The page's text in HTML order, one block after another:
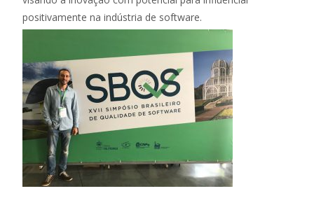
positivamente na indústria de software.